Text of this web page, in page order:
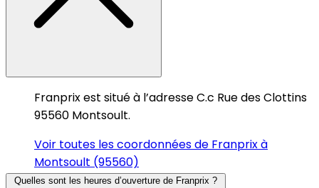
Franprix est situé à l’adresse C.c Rue des Clottins
95560 Montsoult.
Voir toutes les coordonnées de Franprix à
Montsoult (95560)
Quelles sont les heures d’ouverture de Franprix ?